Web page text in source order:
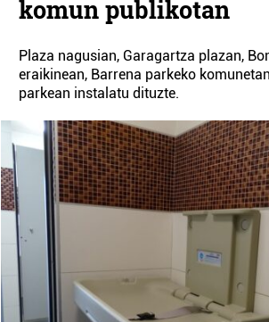
komun publikotan
Plaza nagusian, Garagartza plazan,
eraikinean, Barrena parkeko
parkean instalatu dituzte.